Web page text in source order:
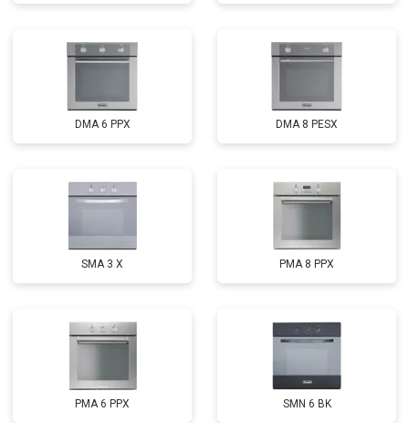
DMA 6 PPX DMA 8 PESX
SMA 3 X PMA 8 PPX
PMA 6 PPX SMN 6 BK